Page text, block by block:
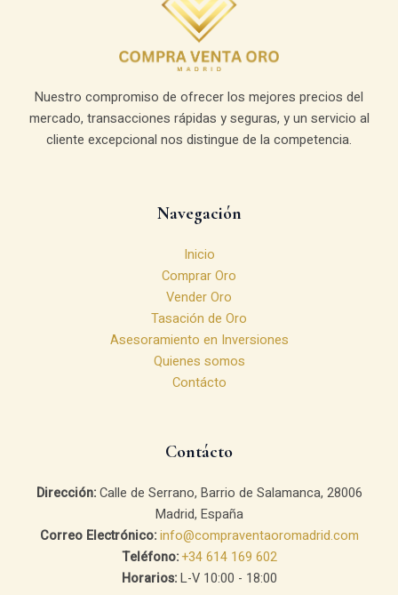
Nuestro compromiso de ofrecer los mejores precios del
mercado, transacciones rápidas y seguras, y un servicio al
cliente excepcional nos distingue de la competencia.
Navegación
Inicio
Comprar Oro
Vender Oro
Tasación de Oro
Asesoramiento en Inversiones
Quienes somos
Contácto
Contácto
Dirección:Calle de Serrano, Barrio de Salamanca, 28006
Madrid, España
Correo Electrónico: info@compraventaoromadrid.com
Teléfono: +34 614 169 602
Horarios:L-V 10:00 - 18:00